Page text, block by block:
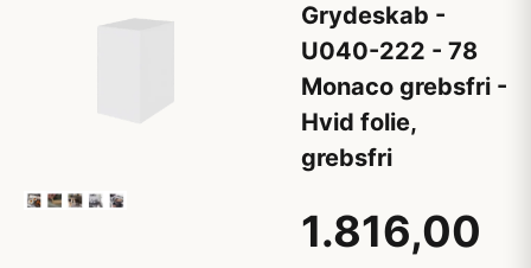
Grydeskab -
U040-222 - 78
Monaco grebsfri -
Hvid folie,
grebsfri
1.816,00